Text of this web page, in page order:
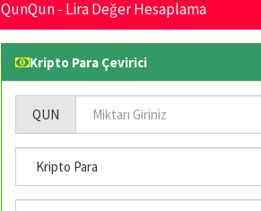
QunQun - Lira Değer Hesaplama
Kripto Para Çevirici
QUN